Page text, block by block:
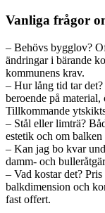
Vanliga frågor
– Behövs bygglov?
ändringar i bärande
kommunens krav.
– Hur lång tid tar
beroende på
Tillkommande
– Stål eller limträ?
estetik och om
– Kan jag bo kvar
damm- och
– Vad kostar det?
balkdimension och
fast offert.